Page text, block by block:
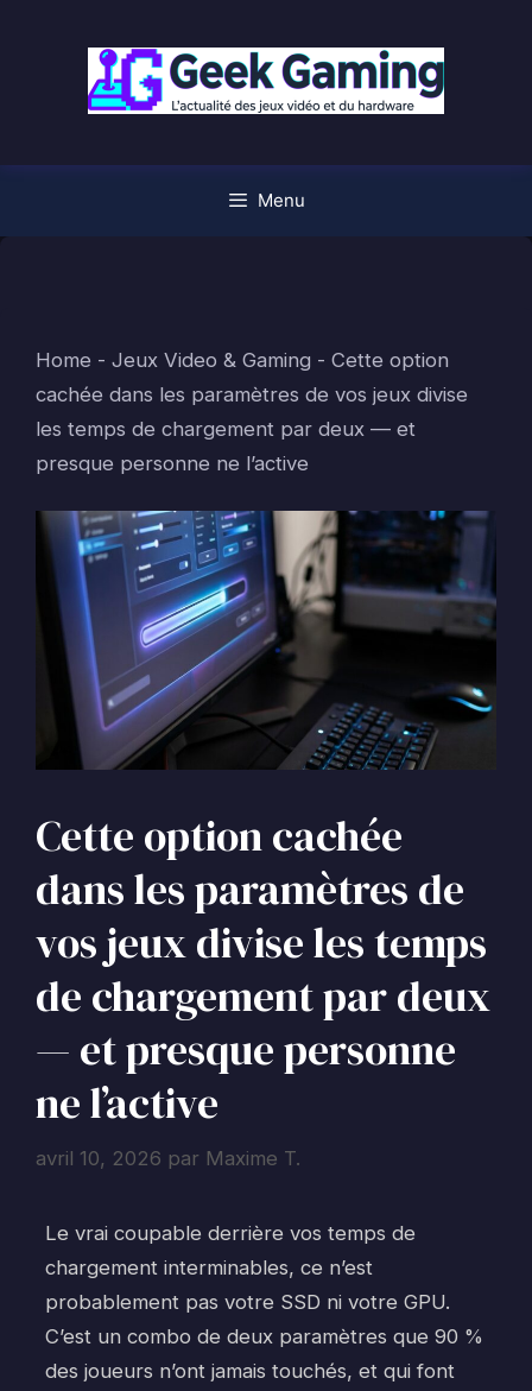
Menu
Home - Jeux Video & Gaming - Cette option
cachée dans les paramètres de vos jeux divise
les temps de chargement par deux — et
presque personne ne l’active
Cette option cachée
dans les paramètres de
vos jeux divise les temps
de chargement par deux
— et presque personne
ne l’active
avril 10, 2026 par Maxime T.
Le vrai coupable derrière vos temps de
chargement interminables, ce n’est
probablement pas votre SSD ni votre GPU.
C’est un combo de deux paramètres que 90 %
des joueurs n’ont jamais touchés, et qui font